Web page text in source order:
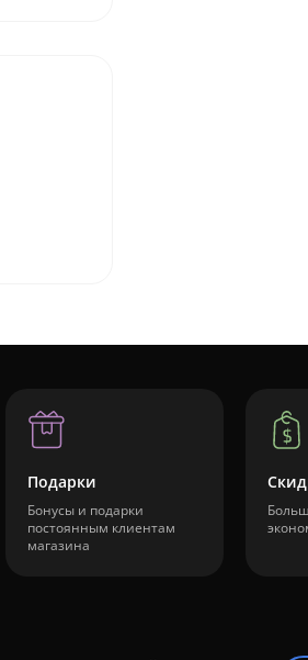
Подарки
Бонусы и подарки
постоянным клиентам
магазина